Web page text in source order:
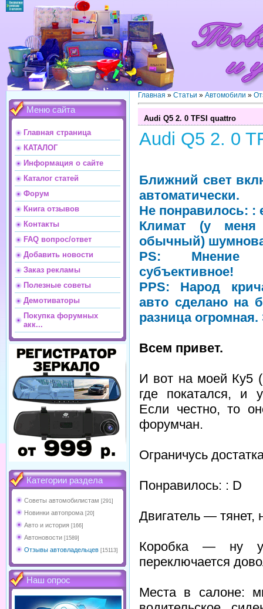
Меню сайта
Главная страница
КАТАЛОГ
Информация о сайте
Каталог статей
Форум
Книга отзывов
Контакты
FAQ вопрос/ответ
Добавить новости
Заказ рекламы
Полезные советы
Демотиваторы
Покупка форумных
акк...
Категории раздела
Советы автомобилистам [291]
Новинки автопрома [20]
Авто и история [166]
Автоновости [1589]
Отзывы автовладельцев [15113]
Наш опрос
Главная » Статьи » Автомобили »
Audi Q5 2. 0 TFSI quattro
Audi Q5 2. 0
Ближний свет
автоматически.
Не понравилось: :
Климат (у
обычный)
PS: Мнение
субъективное!
PPS: Народ
авто сделано на
разница
Всем привет.
И вот на моей Ку5
где покатался, и
Если честно, то
форумчан.
Ограничусь
Понравилось: : D
Двигатель — тянет,
Коробка — ну
переключается
Места в салоне: